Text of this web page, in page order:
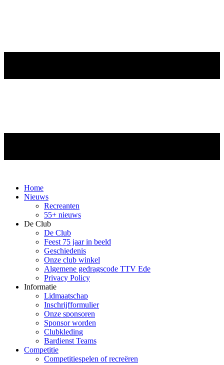
Home
Nieuws
Recreanten
55+ nieuws
De Club
De Club
Feest 75 jaar in beeld
Geschiedenis
Onze club winkel
Algemene gedragscode TTV Ede
Privacy Policy
Informatie
Lidmaatschap
Inschrijfformulier
Onze sponsoren
Sponsor worden
Clubkleding
Bardienst Teams
Competitie
Competitiespelen of recreëren